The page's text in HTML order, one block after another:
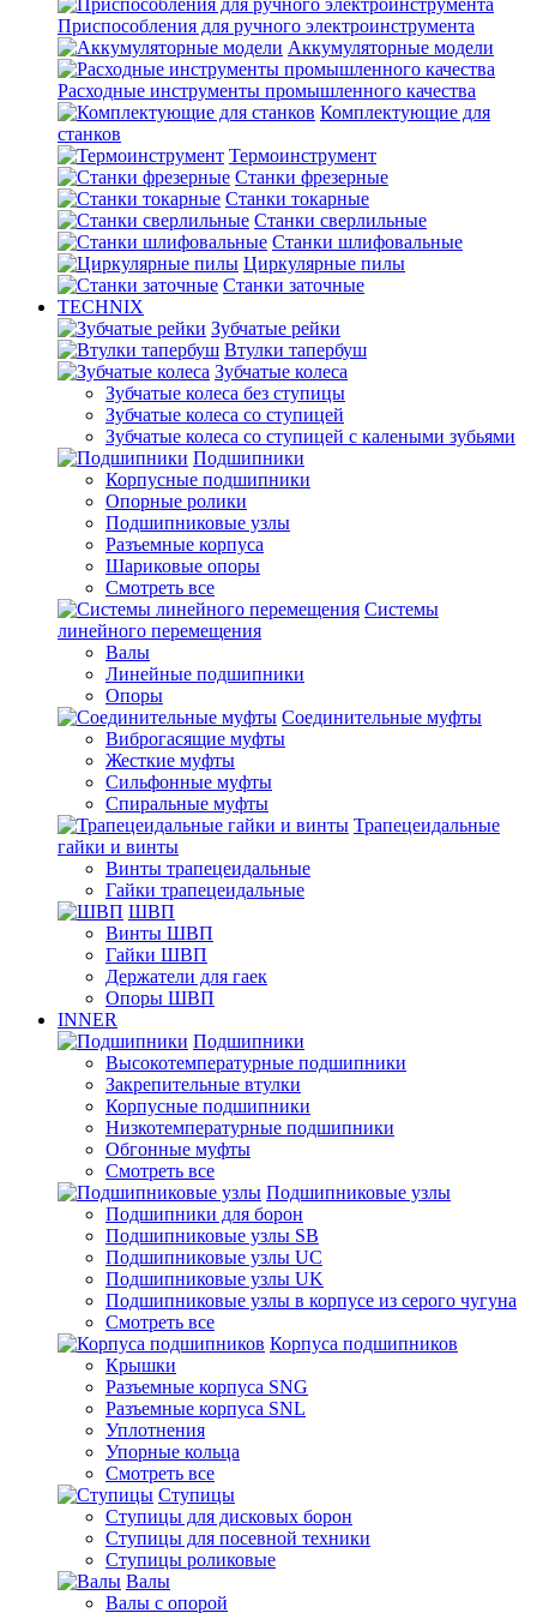
Приспособления для ручного электроинструмента
Аккумуляторные модели
Расходные инструменты промышленного качества
Комплектующие для
станков
Термоинструмент
Станки фрезерные
Станки токарные
Станки сверлильные
Станки шлифовальные
Циркулярные пилы
Станки заточные
TECHNIX
Зубчатые рейки
Втулки тапербуш
Зубчатые колеса
Зубчатые колеса без ступицы
Зубчатые колеса со ступицей
Зубчатые колеса со ступицей с калеными зубьями
Подшипники
Корпусные подшипники
Опорные ролики
Подшипниковые узлы
Разъемные корпуса
Шариковые опоры
Смотреть все
Системы
линейного перемещения
Валы
Линейные подшипники
Опоры
Соединительные муфты
Виброгасящие муфты
Жесткие муфты
Сильфонные муфты
Спиральные муфты
Трапецеидальные
гайки и винты
Винты трапецеидальные
Гайки трапецеидальные
ШВП
Винты ШВП
Гайки ШВП
Держатели для гаек
Опоры ШВП
INNER
Подшипники
Высокотемпературные подшипники
Закрепительные втулки
Корпусные подшипники
Низкотемпературные подшипники
Обгонные муфты
Смотреть все
Подшипниковые узлы
Подшипники для борон
Подшипниковые узлы SB
Подшипниковые узлы UC
Подшипниковые узлы UK
Подшипниковые узлы в корпусе из серого чугуна
Смотреть все
Корпуса подшипников
Крышки
Разъемные корпуса SNG
Разъемные корпуса SNL
Уплотнения
Упорные кольца
Смотреть все
Ступицы
Ступицы для дисковых борон
Ступицы для посевной техники
Ступицы роликовые
Валы
Валы с опорой